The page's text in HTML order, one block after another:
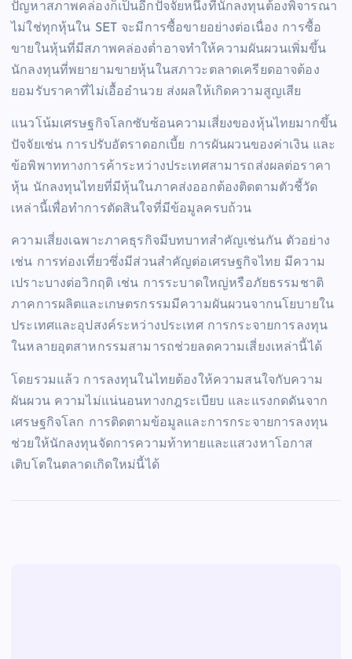
ปัญหาสภาพคล่องก็เป็นอีกปัจจัยหนึ่งที่นักลงทุนต้องพิจารณา
ไม่ใช่ทุกหุ้นใน SET จะมีการซื้อขายอย่างต่อเนื่อง การซื้อ
ขายในหุ้นที่มีสภาพคล่องต่ำอาจทำให้ความผันผวนเพิ่มขึ้น
นักลงทุนที่พยายามขายหุ้นในสภาวะตลาดเครียดอาจต้อง
ยอมรับราคาที่ไม่เอื้ออำนวย ส่งผลให้เกิดความสูญเสีย
แนวโน้มเศรษฐกิจโลกซับซ้อนความเสี่ยงของหุ้นไทยมากขึ้น
ปัจจัยเช่น การปรับอัตราดอกเบี้ย การผันผวนของค่าเงิน และ
ข้อพิพาททางการค้าระหว่างประเทศสามารถส่งผลต่อราคา
หุ้น นักลงทุนไทยที่มีหุ้นในภาคส่งออกต้องติดตามตัวชี้วัด
เหล่านี้เพื่อทำการตัดสินใจที่มีข้อมูลครบถ้วน
ความเสี่ยงเฉพาะภาคธุรกิจมีบทบาทสำคัญเช่นกัน ตัวอย่าง
เช่น การท่องเที่ยวซึ่งมีส่วนสำคัญต่อเศรษฐกิจไทย มีความ
เปราะบางต่อวิกฤติ เช่น การระบาดใหญ่หรือภัยธรรมชาติ
ภาคการผลิตและเกษตรกรรมมีความผันผวนจากนโยบายใน
ประเทศและอุปสงค์ระหว่างประเทศ การกระจายการลงทุน
ในหลายอุตสาหกรรมสามารถช่วยลดความเสี่ยงเหล่านี้ได้
โดยรวมแล้ว การลงทุนในไทยต้องให้ความสนใจกับความ
ผันผวน ความไม่แน่นอนทางกฎระเบียบ และแรงกดดันจาก
เศรษฐกิจโลก การติดตามข้อมูลและการกระจายการลงทุน
ช่วยให้นักลงทุนจัดการความท้าทายและแสวงหาโอกาส
เติบโตในตลาดเกิดใหม่นี้ได้